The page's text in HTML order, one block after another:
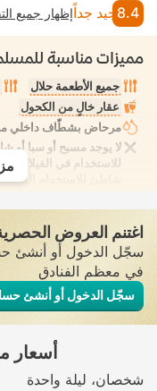
8.4 جيد جداًإظهار جميع
مميزات مناسبة
جميع الأطعمة حلال
عقار خالٍ من الكحول
مرحاض بشطّاف داخلي
لا يوجد مسبح أو سبا أو
للاستخدام في الفيلا/
شاطئ للاستخدام
اغتنم العروض
سجّل الدخول أو أنشئ
في معظم الفنادق
سجّل الدخول أو أنشئ
أسعار
شخصان ليلة واحدة